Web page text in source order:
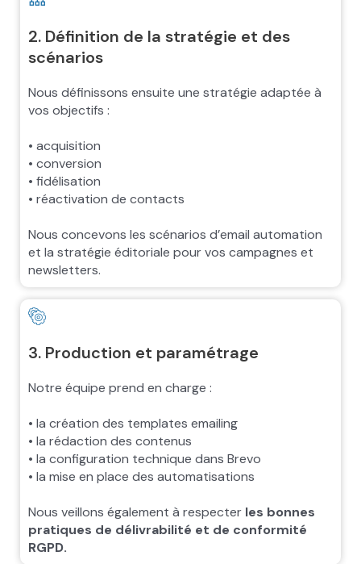
2. Définition de la stratégie et des
scénarios
Nous définissons ensuite une stratégie adaptée à
vos objectifs :
• acquisition
• conversion
• fidélisation
• réactivation de contacts
Nous concevons les scénarios d’email automation
et la stratégie éditoriale pour vos campagnes et
newsletters.
3. Production et paramétrage
Notre équipe prend en charge :
• la création des templates emailing
• la rédaction des contenus
• la configuration technique dans Brevo
• la mise en place des automatisations
Nous veillons également à respecter les bonnes
pratiques de délivrabilité et de conformité
RGPD.